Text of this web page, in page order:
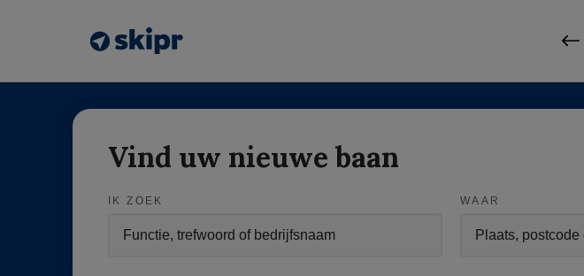
Vind uw nieuwe baan
IK ZOEK WAAR